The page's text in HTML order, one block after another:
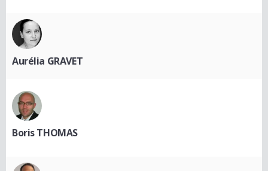
Aurélia GRAVET
Boris THOMAS